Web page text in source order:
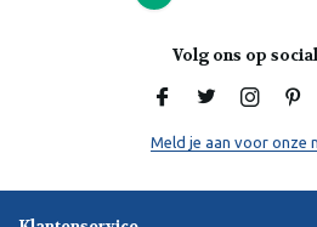
Volg ons op
Meld je aan voor onze